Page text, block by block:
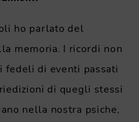
ho parlato del
memoria. I ricordi non
fedeli di eventi passati
di quegli stessi
nella nostra psiche,